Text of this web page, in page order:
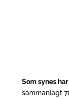
Som synes
sammanlagt